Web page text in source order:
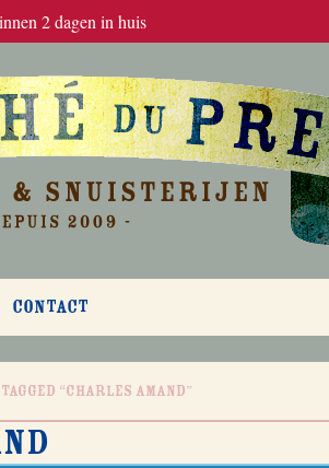
2 dagen in huis
CONTACT
“Charles Amand”